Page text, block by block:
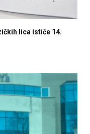
lica ističe 14.